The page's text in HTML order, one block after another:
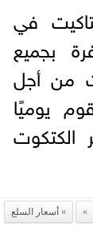
في
بجميع
من أجل
يوميًا
أسعار السلع